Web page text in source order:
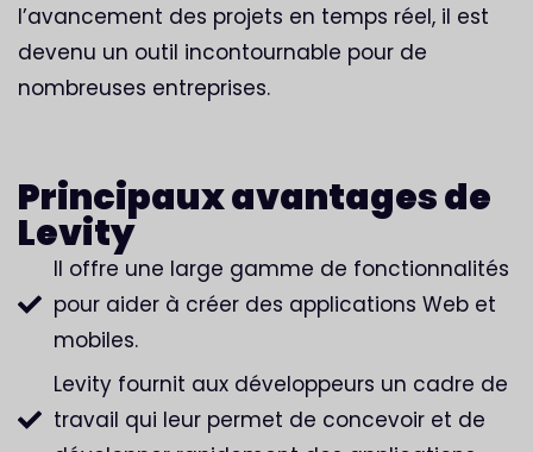
l’avancement des projets en temps réel, il est
devenu un outil incontournable pour de
nombreuses entreprises.
Principaux avantages de
Levity
Il offre une large gamme de fonctionnalités
pour aider à créer des applications Web et
mobiles.
Levity fournit aux développeurs un cadre de
travail qui leur permet de concevoir et de